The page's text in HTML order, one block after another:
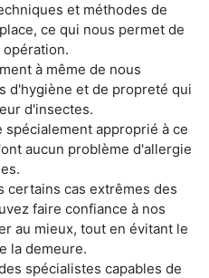
et méthodes de
ce qui nous permet de
à même de nous
d'hygiène et de propreté qui
d'insectes.
approprié à ce
aucun problème d'allergie
certains cas extrêmes des
faire confiance à nos
au mieux, tout en évitant le
la demeure.
spécialistes capables de